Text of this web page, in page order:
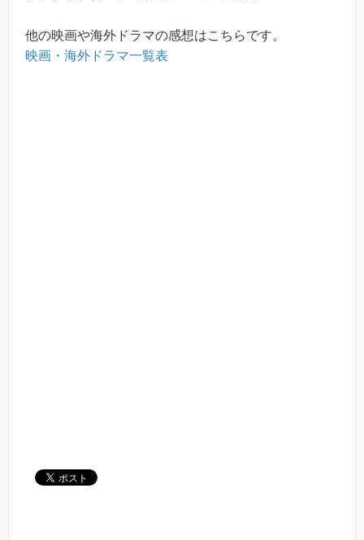
他の映画や海外ドラマの感想はこちらです。
映画・海外ドラマ一覧表